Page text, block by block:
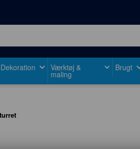
Dekoration Værktøj &
maling
Brugt